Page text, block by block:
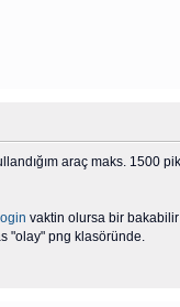
araç maks. 1500
vaktin olursa bir
"olay" png klasöründe.